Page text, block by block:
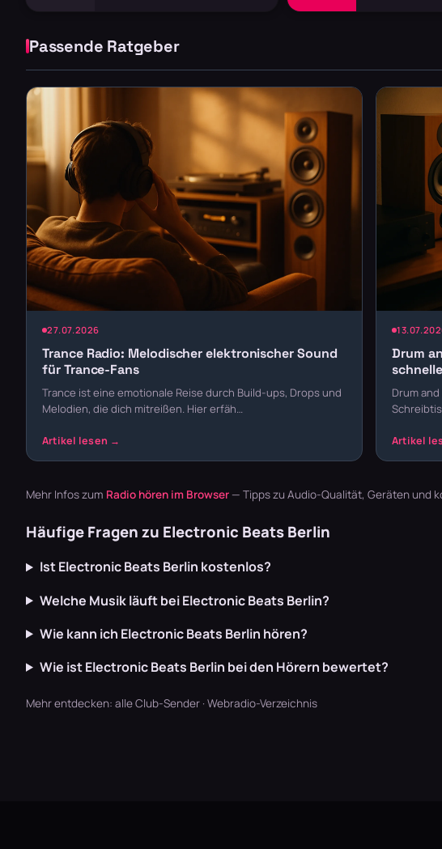
Passende Ratgeber
27.07.2026
Trance Radio: Melodischer elektronischer Sound
für Trance-Fans
Trance ist eine emotionale Reise durch Build-ups, Drops und
Melodien, die dich mitreißen. Hier erfäh…
Drum
Drum
Mehr Infos zum Radio hören im Browser — Tipps zu Audio-Qualität, Geräten und
Häufige Fragen zu Electronic Beats Berlin
Ist Electronic Beats Berlin kostenlos?
Welche Musik läuft bei Electronic Beats Berlin?
Wie kann ich Electronic Beats Berlin hören?
Wie ist Electronic Beats Berlin bei den Hörern bewertet?
Mehr entdecken: alle Club-Sender · Webradio-Verzeichnis